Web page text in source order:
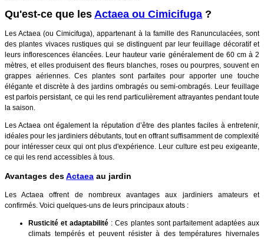
Qu'est-ce que les Actaea ou Cimicifuga ?
Les Actaea (ou Cimicifuga), appartenant à la famille des Ranunculacées, sont
des plantes vivaces rustiques qui se distinguent par leur feuillage décoratif et
leurs inflorescences élancées. Leur hauteur varie généralement de 60 cm à 2
mètres, et elles produisent des fleurs blanches, roses ou pourpres, souvent en
grappes aériennes. Ces plantes sont parfaites pour apporter une touche
élégante et discrète à des jardins ombragés ou semi-ombragés. Leur feuillage
est parfois persistant, ce qui les rend particulièrement attrayantes pendant toute
la saison.
Les Actaea ont également la réputation d’être des plantes faciles à entretenir,
idéales pour les jardiniers débutants, tout en offrant suffisamment de complexité
pour intéresser ceux qui ont plus d'expérience. Leur culture est peu exigeante,
ce qui les rend accessibles à tous.
Avantages desActaea au jardin
Les Actaea offrent de nombreux avantages aux jardiniers amateurs et
confirmés. Voici quelques-uns de leurs principaux atouts :
Rusticité et adaptabilité : Ces plantes sont parfaitement adaptées aux
climats tempérés et peuvent résister à des températures hivernales